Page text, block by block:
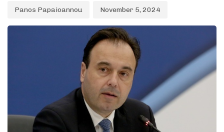
Panos Papaioannou November 5, 2024